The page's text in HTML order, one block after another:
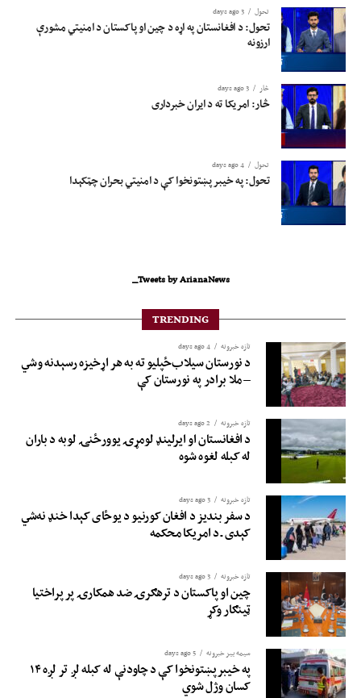
تحول 3 days ago
تحول: د افغانستان په اړه د چین او پاکستان د امنیتي مشورې
ارزونه
څار 3 days ago
څار: امریکا ته د ایران خبرداری
تحول 4 days ago
تحول: په خیبر پښتونخوا کې د امنیتي بحران چټکېدا
Tweets by ArianaNews_
TRENDING
تازه خبرونه 4 days ago
د نورستان سیلاب‌ځپلیو ته به هر اړخیزه رسېدنه وشي
– ملا برادر په نورستان کې
تازه خبرونه 2 days ago
د افغانستان او ایرلینډ لومړۍ یوورځنۍ لوبه د باران
له کبله لغوه شوه
تازه خبرونه 3 days ago
د سفر بندیز د افغان کورنیو د یوځای کېدا خنډ نه‌شي
کېدی ـ د امریکا محکمه
تازه خبرونه 3 days ago
چین او پاکستان د ترهګرۍ ضد همکارۍ پر پراختیا
ټینګار وکړ
سیمه ییز خبرونه 5 days ago
په خیبرپښتونخوا کې د چاودنې له کبله لږ تر لږه ۱۴
کسان وژل شوي